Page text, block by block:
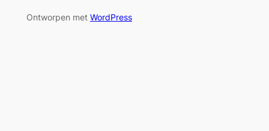
Ontworpen met WordPress